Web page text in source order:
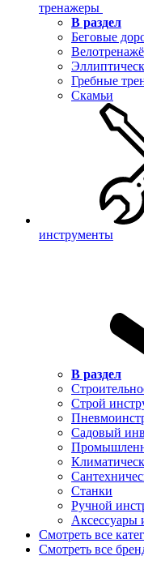
тренажеры
В раздел
Беговые
Гребные
Скамьи
инструменты
В раздел
Строй
Садовый
Станки
Ручной
Аксессуары
Смотреть все
Смотреть все